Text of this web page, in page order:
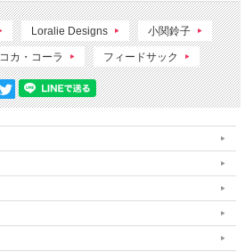
Loralie Designs 小関鈴子
コカ・コーラ フィードサック